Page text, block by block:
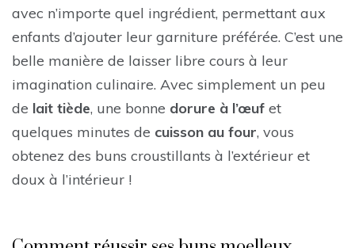
avec n’importe quel ingrédient, permettant aux
enfants d’ajouter leur garniture préférée. C’est une
belle manière de laisser libre cours à leur
imagination culinaire. Avec simplement un peu
de lait tiède, une bonne dorure à l’œuf et
quelques minutes de cuisson au four, vous
obtenez des buns croustillants à l’extérieur et
doux à l’intérieur !